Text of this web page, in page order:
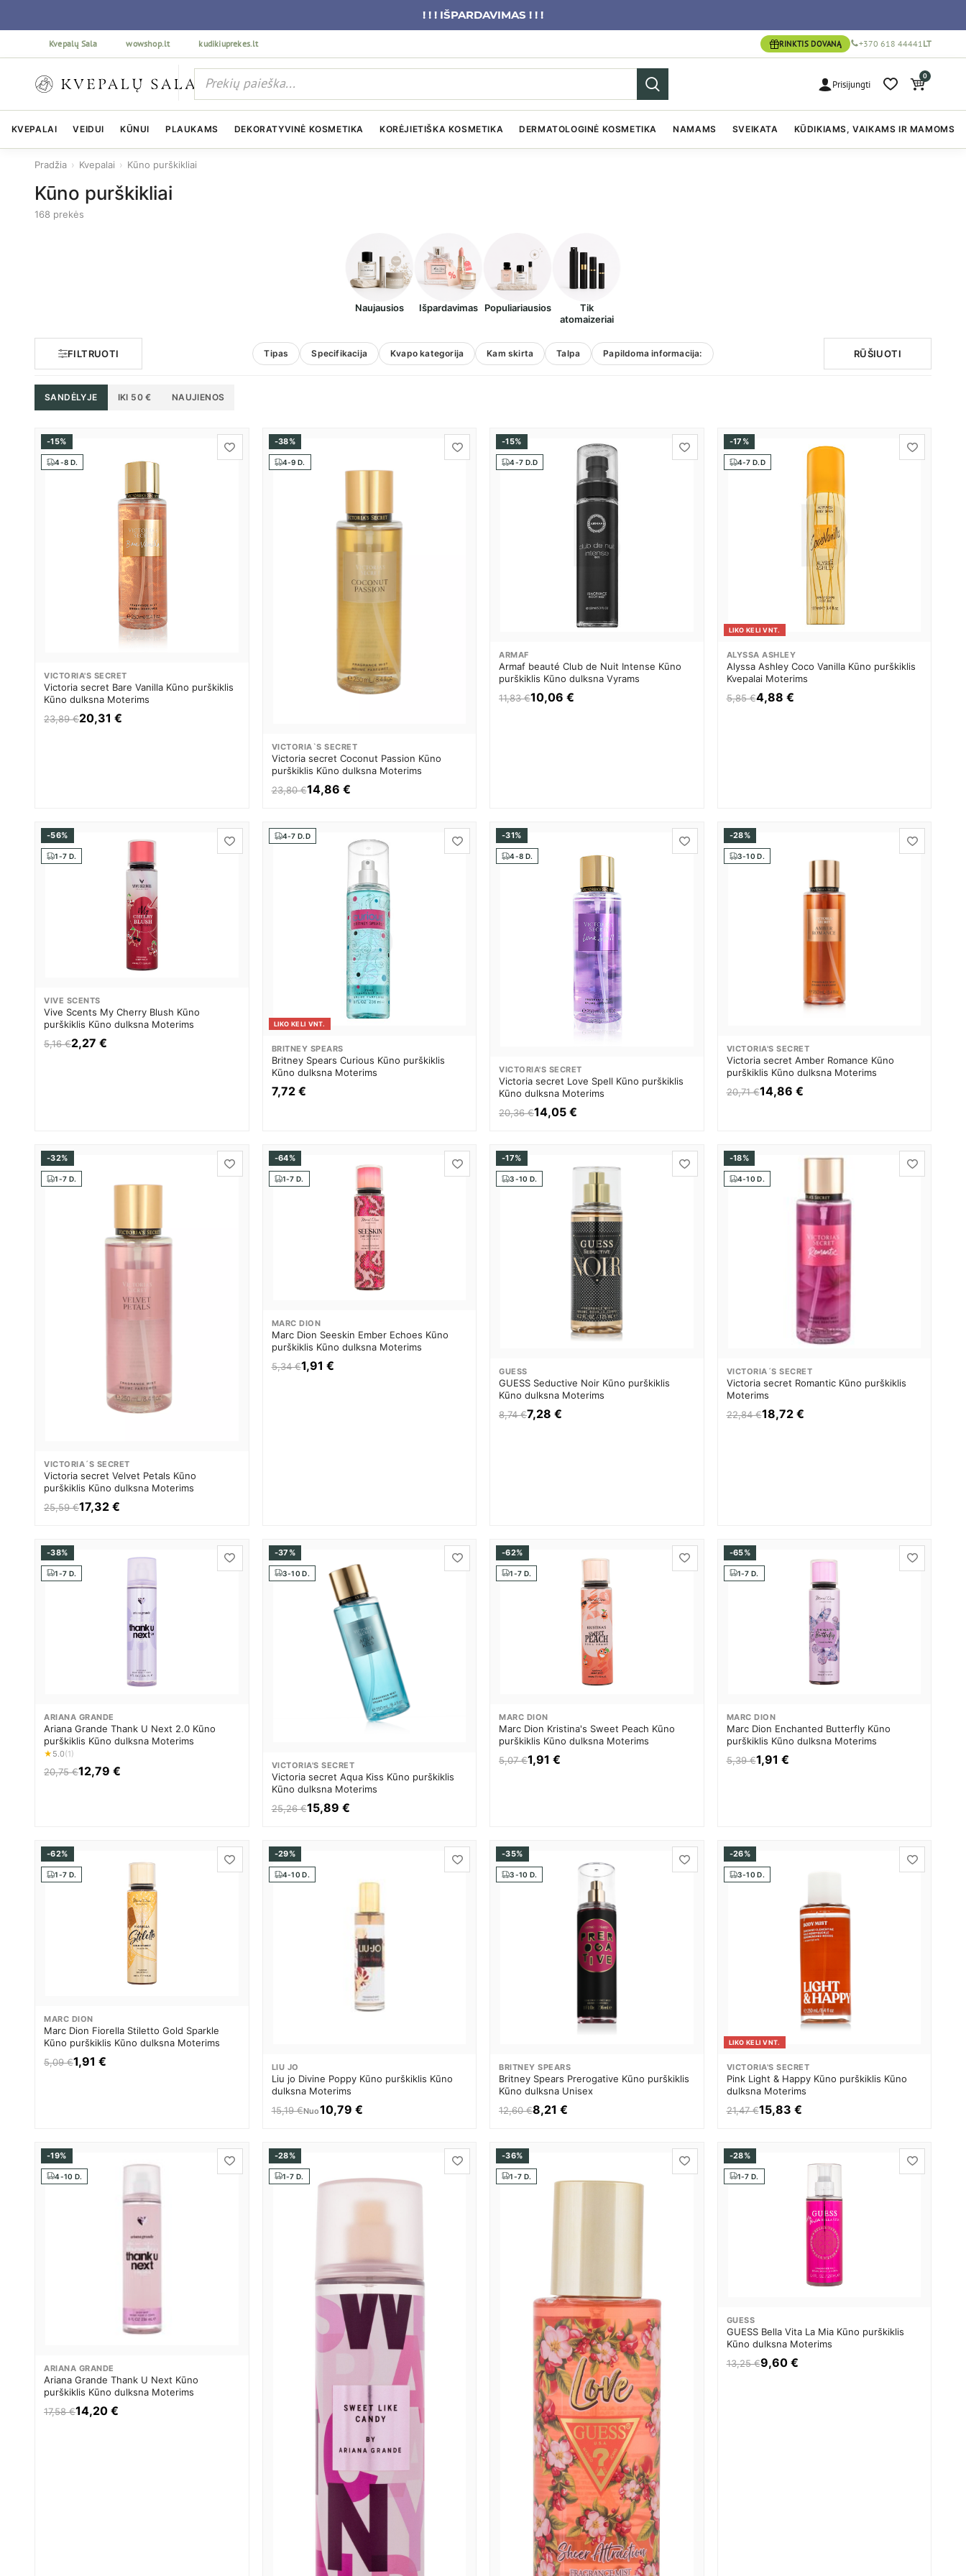
! ! ! IŠPARDAVIMAS ! ! !
Kvepalų Sala wowshop.lt kudikiuprekes.lt RINKTIS DOVANĄ +370 618 44441LT
Prisijungti
0
KVEPALAI VEIDUI KŪNUI PLAUKAMS DEKORATYVINĖ KOSMETIKA KORĖJIETIŠKA KOSMETIKA DERMATOLOGINĖ KOSMETIKA NAMAMS SVEIKATA KŪDIKIAMS, VAIKAMS IR MAMOMS
Pradžia › Kvepalai › Kūno purškikliai
Kūno purškikliai
168 prekės
Naujausios Išpardavimas Populiariausios
Tik
atomaizeriai
FILTRUOTI Tipas Specifikacija Kvapo kategorija Kam skirta Talpa Papildoma informacija: RŪŠIUOTI
SANDĖLYJE IKI 50 € NAUJIENOS
-15%
4-8 D.
VICTORIA'S SECRET
Victoria secret Bare Vanilla Kūno purškiklis
Kūno dulksna Moterims
23,89 €20,31 €
-38%
4-9 D.
VICTORIA`S SECRET
Victoria secret Coconut Passion Kūno
purškiklis Kūno dulksna Moterims
23,80 €14,86 €
-15%
4-7 D.D
ARMAF
Armaf beauté Club de Nuit Intense Kūno
purškiklis Kūno dulksna Vyrams
11,83 €10,06 €
-17%
4-7 D.D
LIKO KELI VNT.
ALYSSA ASHLEY
Alyssa Ashley Coco Vanilla Kūno purškiklis
Kvepalai Moterims
5,85 €4,88 €
-56%
1-7 D.
VIVE SCENTS
Vive Scents My Cherry Blush Kūno
purškiklis Kūno dulksna Moterims
5,16 €2,27 €
4-7 D.D
LIKO KELI VNT.
BRITNEY SPEARS
Britney Spears Curious Kūno purškiklis
Kūno dulksna Moterims
7,72 €
-31%
4-8 D.
VICTORIA'S SECRET
Victoria secret Love Spell Kūno purškiklis
Kūno dulksna Moterims
20,36 €14,05 €
-28%
3-10 D.
VICTORIA'S SECRET
Victoria secret Amber Romance Kūno
purškiklis Kūno dulksna Moterims
20,71 €14,86 €
-32%
1-7 D.
VICTORIA´S SECRET
Victoria secret Velvet Petals Kūno
purškiklis Kūno dulksna Moterims
25,59 €17,32 €
-64%
1-7 D.
MARC DION
Marc Dion Seeskin Ember Echoes Kūno
purškiklis Kūno dulksna Moterims
5,34 €1,91 €
-17%
3-10 D.
GUESS
GUESS Seductive Noir Kūno purškiklis
Kūno dulksna Moterims
8,74 €7,28 €
-18%
4-10 D.
VICTORIA´S SECRET
Victoria secret Romantic Kūno purškiklis
Moterims
22,84 €18,72 €
-38%
1-7 D.
ARIANA GRANDE
Ariana Grande Thank U Next 2.0 Kūno
purškiklis Kūno dulksna Moterims
★ 5.0(1)
20,75 €12,79 €
-37%
3-10 D.
VICTORIA'S SECRET
Victoria secret Aqua Kiss Kūno purškiklis
Kūno dulksna Moterims
25,26 €15,89 €
-62%
1-7 D.
MARC DION
Marc Dion Kristina's Sweet Peach Kūno
purškiklis Kūno dulksna Moterims
5,07 €1,91 €
-65%
1-7 D.
MARC DION
Marc Dion Enchanted Butterfly Kūno
purškiklis Kūno dulksna Moterims
5,39 €1,91 €
-62%
1-7 D.
MARC DION
Marc Dion Fiorella Stiletto Gold Sparkle
Kūno purškiklis Kūno dulksna Moterims
5,09 €1,91 €
-29%
4-10 D.
LIU JO
Liu jo Divine Poppy Kūno purškiklis Kūno
dulksna Moterims
15,19 €Nuo10,79 €
-35%
3-10 D.
BRITNEY SPEARS
Britney Spears Prerogative Kūno purškiklis
Kūno dulksna Unisex
12,60 €8,21 €
-26%
3-10 D.
LIKO KELI VNT.
VICTORIA'S SECRET
Pink Light & Happy Kūno purškiklis Kūno
dulksna Moterims
21,47 €15,83 €
-19%
4-10 D.
ARIANA GRANDE
Ariana Grande Thank U Next Kūno
purškiklis Kūno dulksna Moterims
17,58 €14,20 €
-28%
1-7 D.
-36%
1-7 D.
-28%
1-7 D.
GUESS
GUESS Bella Vita La Mia Kūno purškiklis
Kūno dulksna Moterims
13,25 €9,60 €